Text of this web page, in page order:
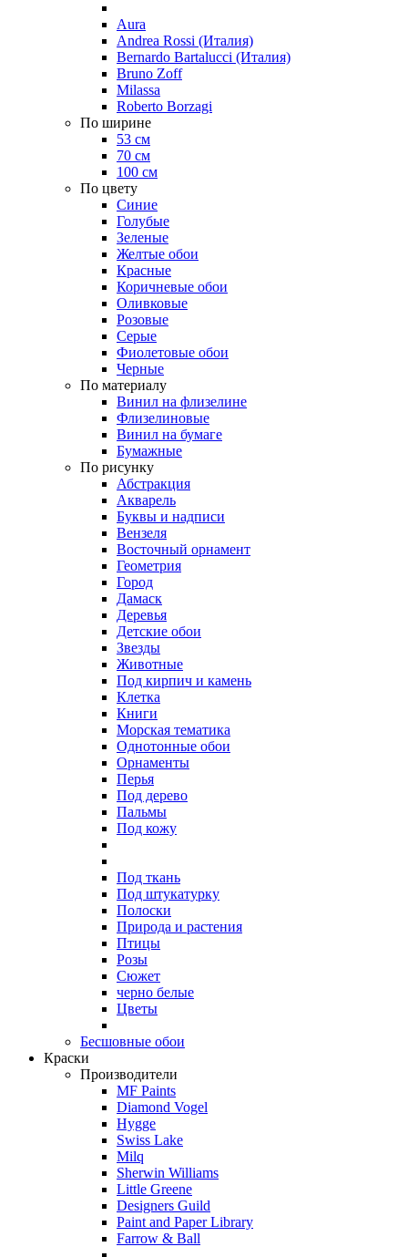
Aura
Andrea Rossi (Италия)
Bernardo Bartalucci (Италия)
Bruno Zoff
Milassa
Roberto Borzagi
По ширине
53 см
70 см
100 см
По цвету
Синие
Голубые
Зеленые
Желтые обои
Красные
Коричневые обои
Оливковые
Розовые
Серые
Фиолетовые обои
Черные
По материалу
Винил на флизелине
Флизелиновые
Винил на бумаге
Бумажные
По рисунку
Абстракция
Акварель
Буквы и надписи
Вензеля
Восточный орнамент
Геометрия
Город
Дамаск
Деревья
Детские обои
Звезды
Животные
Под кирпич и камень
Клетка
Книги
Морская тематика
Однотонные обои
Орнаменты
Перья
Под дерево
Пальмы
Под кожу
Под ткань
Под штукатурку
Полоски
Природа и растения
Птицы
Розы
Сюжет
черно белые
Цветы
Бесшовные обои
Краски
Производители
MF Paints
Diamond Vogel
Hygge
Swiss Lake
Milq
Sherwin Williams
Little Greene
Designers Guild
Paint and Paper Library
Farrow & Ball